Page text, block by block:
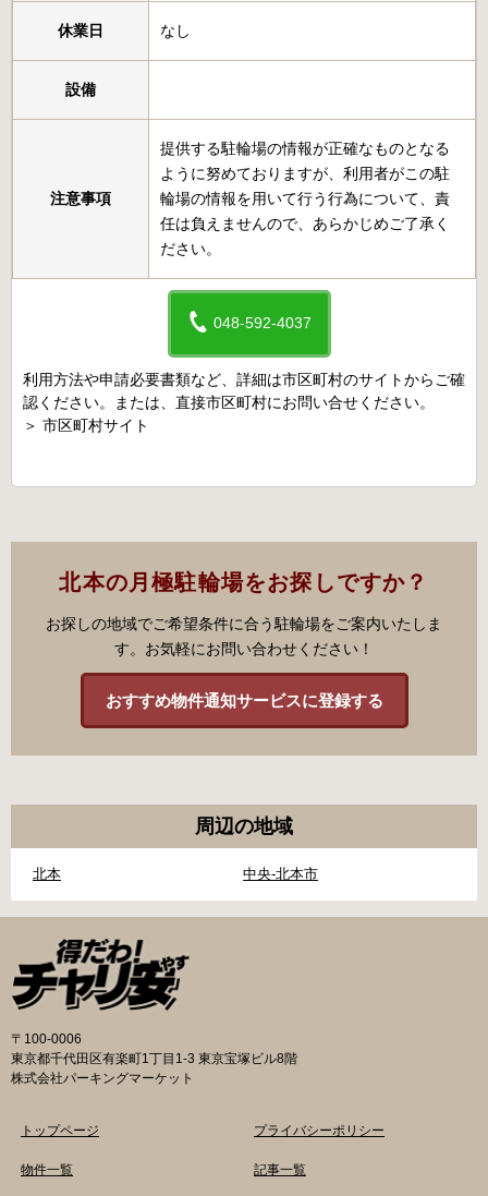
休業日 なし
設備
注意事項
提供する駐輪場の情報が正確なものとなる
ように努めておりますが、利用者がこの駐
輪場の情報を用いて行う行為について、責
任は負えませんので、あらかじめご了承く
ださい。
048-592-4037
利用方法や申請必要書類など、詳細は市区町村のサイトからご確
認ください。または、直接市区町村にお問い合せください。
＞ 市区町村サイト
北本の月極駐輪場をお探しですか？
お探しの地域でご希望条件に合う駐輪場をご案内いたしま
す。お気軽にお問い合わせください！
おすすめ物件通知サービスに登録する
周辺の地域
北本 中央-北本市
〒100-0006
東京都千代田区有楽町1丁目1-3 東京宝塚ビル8階
株式会社パーキングマーケット
トップページ
物件一覧
プライバシーポリシー
記事一覧